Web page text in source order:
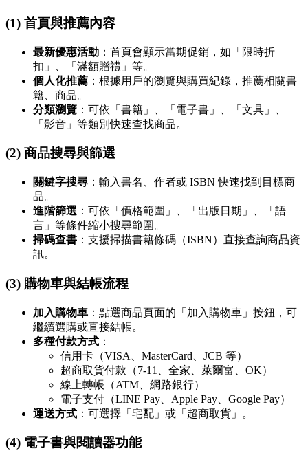
(1) 首頁與推薦內容
最新優惠活動 ：首頁會顯示當期促銷，如「限時折
扣」、「滿額贈禮」等。
個人化推薦 ：根據用戶的瀏覽與購買紀錄，推薦相關書
籍、商品。
分類瀏覽 ：可依「書籍」、「電子書」、「文具」、
「影音」等類別快速查找商品。
(2) 商品搜尋與篩選
關鍵字搜尋 ：輸入書名、作者或 ISBN 快速找到目標商
品。
進階篩選 ：可依「價格範圍」、「出版日期」、「語
言」等條件縮小搜尋範圍。
掃碼查書 ：支援掃描書籍條碼（ISBN）直接查詢商品資
訊。
(3) 購物車與結帳流程
加入購物車 ：點選商品頁面的「加入購物車」按鈕，可
繼續選購或直接結帳。
多種付款方式 ：
信用卡（VISA、MasterCard、JCB 等）
超商取貨付款（7-11、全家、萊爾富、OK）
線上轉帳（ATM、網路銀行）
電子支付（LINE Pay、Apple Pay、Google Pay）
運送方式 ：可選擇「宅配」或「超商取貨」。
(4) 電子書與閱讀器功能